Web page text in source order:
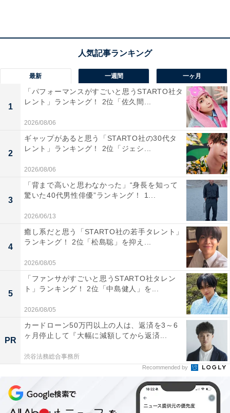
第2位：立命館大学（24.2％）
2位は、「立命館大学」でした。志願したい大学の関西
ランキングでは、総合8位、男子7位、女子6位にもラン
クインしています。
京都の大学というイメージがある立命館大学ですが、キ
ャンパスは、金閣寺をはじめとした古都の風情を感じる
「衣笠キャンパス」、理系学部が集まる「びわこ・くさ
つキャンパス」、経営学部などがある都会的な「大阪い
ばらきキャンパス」の3つに分かれており、それぞれが
独自の雰囲気を持ちます。
最新 一週間 一ヶ月
1
「パフォーマンスがすごいと思うSTARTO社タ
レント」ランキング！ 2位「佐久間...
2026/08/06
2
ギャップがあると思う「STARTO社の30代タ
レント」ランキング！ 2位「ジェシ...
2026/08/06
3
「背まで高いと思わなかった」“身長を知って
驚いた40代男性俳優”ランキング！ 1...
2026/06/13
4
癒し系だと思う「STARTO社の若手タレント」
ランキング！ 2位「松島聡」を抑え...
2026/08/05
5
「ファンサがすごいと思うSTARTO社タレン
ト」ランキング！ 2位「中島健人」を...
2026/08/05
PR
カードローン50万円以上の人は、返済を3～6
ヶ月停止して『大幅に減額してから返済...
渋谷法務総合事務所
Recommended by